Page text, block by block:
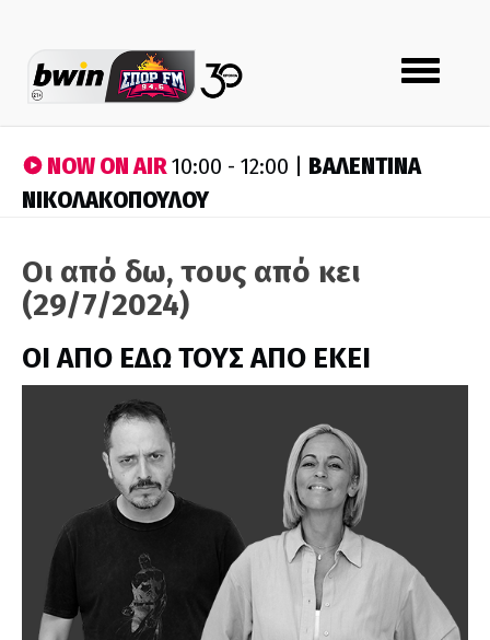
Toggle
navigation
NOW ON AIR10:00 - 12:00 | ΒΑΛΕΝΤΙΝΑ
ΝΙΚΟΛΑΚΟΠΟΥΛΟΥ
Οι από δω, τους από κει
(29/7/2024)
ΟΙ ΑΠΟ ΕΔΩ ΤΟΥΣ ΑΠΟ ΕΚΕΙ